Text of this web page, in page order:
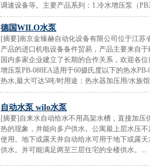
调速设备等。主要产品系列：1.冷水增压泵（PB
德国WILO水泵
[摘要]南京金臻赫自动化设备有限公司位于江
产品的进口机电设备备件贸易，产品主要来自
国内多家企业建立了长期的合作关系，欢迎各
增压泵PB-088EA适用于60摄氏度以下的热水
热水,最大可达5吨/时用途：热水器加压用/水族
自动水泵 wilo水泵
[摘要]自来水自动给水不用高架水槽，直接加
热的现象，并能向多户供水。公寓最上层水压
使用。地下或露天井自动给水可用于地下或露
供水。并可能满足两至三层住宅的全楼供水。...